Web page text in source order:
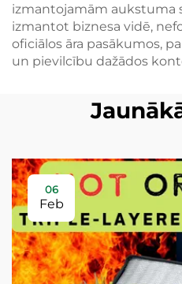
izmantojamām aukstuma
izmantot biznesa vidē,
oficiālos āra pasākumos,
un pievilcību dažādos
06
Feb